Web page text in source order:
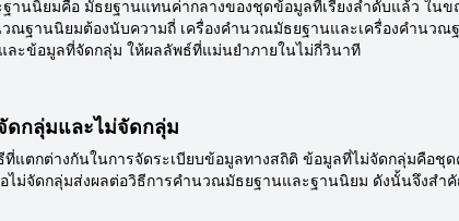
ฐานนิยมคือ มัธยฐานแทนค่ากลางของชุดข้อมูลที่เรียงลำดับแล้ว ใ
ณฐานนิยมต้องนับความถี่ เครื่องคำนวณมัธยฐานและเครื่องคำนวณ
ละข้อมูลที่จัดกลุ่ม ให้ผลลัพธ์ที่แม่นยำภายในไม่กี่วินาที
ดกลุ่มและไม่จัดกลุ่ม
แตกต่างกันในการจัดระเบียบข้อมูลทางสถิติ ข้อมูลที่ไม่จัดกลุ่มคือชุ
ไม่จัดกลุ่มส่งผลต่อวิธีการคำนวณมัธยฐานและฐานนิยม ดังนั้นจึงสำ